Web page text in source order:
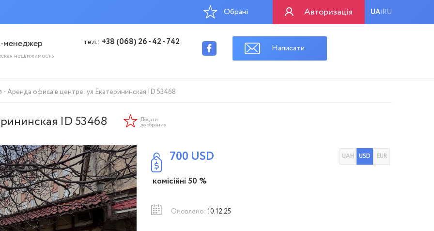
Авторизація UA|RU
Обрані
менеджер
недвижимость
тел.: +38 (068) 26 - 42 - 742
Написати
Аренда офиса в центре . ул Екатерининская ID 53468
ID 53468 Додати
до обраних
700 USD UAH USD EUR
комісійні 50 %
Оновлено: 10.12.25